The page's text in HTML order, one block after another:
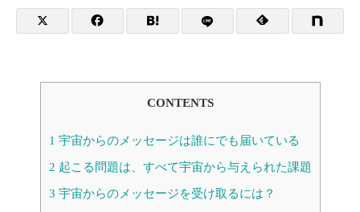
CONTENTS
1 宇宙からのメッセージは誰にでも届いている
2 起こる問題は、すべて宇宙から与えられた課題
3 宇宙からのメッセージを受け取るには？